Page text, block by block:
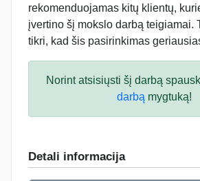
rekomenduojamas kitų klientų,
įvertino šį mokslo darbą teigiamai.
tikri, kad šis pasirinkimas
Norint atsisiųsti šį darbą spausk
darbąmygtuką!
Detali informacija